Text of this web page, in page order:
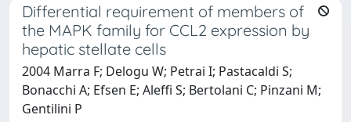
Differential requirement of members of
the MAPK family for CCL2 expression by
hepatic stellate cells
2004 Marra F; Delogu W; Petrai I; Pastacaldi S;
Bonacchi A; Efsen E; Aleffi S; Bertolani C; Pinzani M;
Gentilini P